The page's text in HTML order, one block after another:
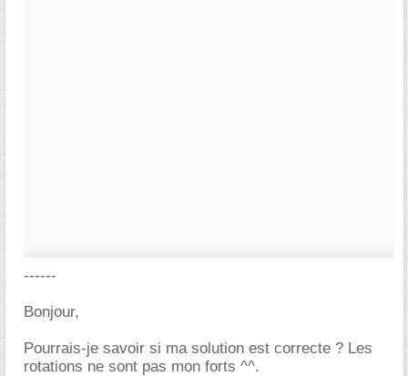
------
Bonjour,
Pourrais-je savoir si ma solution est correcte ? Les
rotations ne sont pas mon forts ^^.